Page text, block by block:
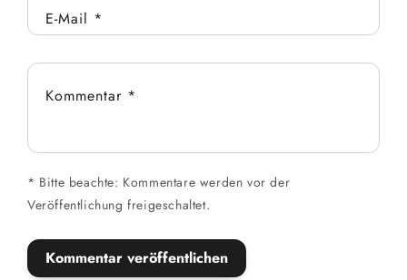
E-Mail *
Kommentar *
* Bitte beachte: Kommentare werden vor der
Veröffentlichung freigeschaltet.